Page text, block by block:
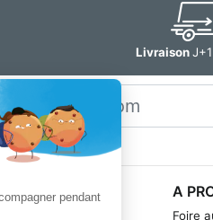
LivraisonJ+1
Email
A
Foire